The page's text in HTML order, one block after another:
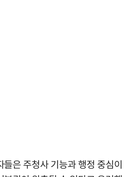
은 주청사 기능과 행정 중심이